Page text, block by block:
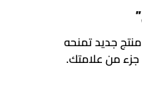
جديد تمنحه
جزء من علامتك.